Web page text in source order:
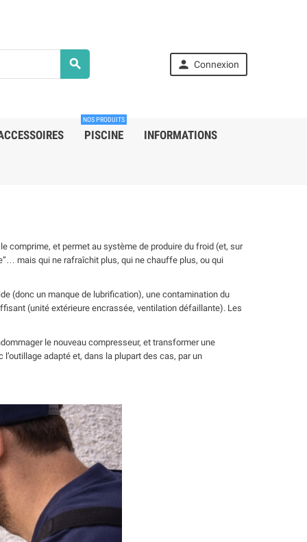
  Connexion
PISCINE
NOS PRODUITS
INFORMATIONS
comprime, et permet au système de produire du froid (et, sur
mais qui ne rafraîchit plus, qui ne chauffe plus, ou qui
(donc un manque de lubrification), une contamination du
(unité extérieure encrassée, ventilation défaillante). Les
le nouveau compresseur, et transformer une
adapté et, dans la plupart des cas, par un